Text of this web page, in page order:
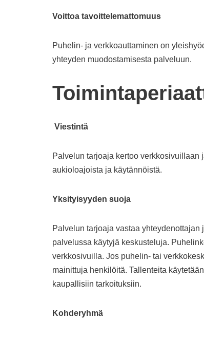
Voittoa tavoittelemattomuus
Puhelin- ja verkkoauttaminen on
yhteyden muodostamisesta palveluun.
Viestintä
Palvelun tarjoaja kertoo verkkosivuillaan
aukioloajoista ja käytännöistä.
Yksityisyyden suoja
Palvelun tarjoaja vastaa
palvelussa käytyjä keskusteluja.
verkkosivuilla. Jos puhelin- tai
mainittuja henkilöitä. Tallenteita
kaupallisiin tarkoituksiin.
Kohderyhmä